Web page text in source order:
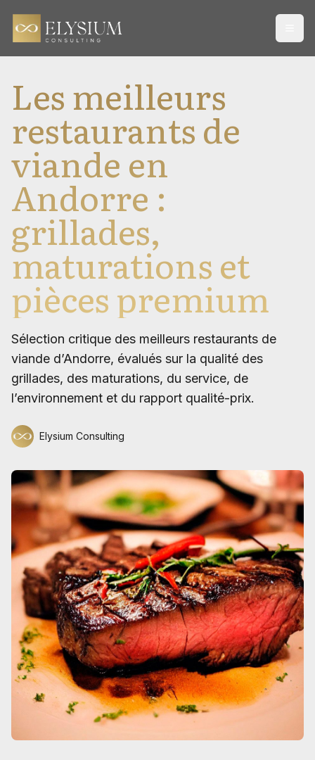
Les meilleurs
restaurants de
viande en
Andorre :
grillades,
maturations et
pièces premium
Sélection critique des meilleurs restaurants de
viande d’Andorre, évalués sur la qualité des
grillades, des maturations, du service, de
l’environnement et du rapport qualité-prix.
Elysium Consulting